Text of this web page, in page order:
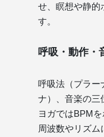
せ、瞑想や静的
す。
呼吸・動作・
呼吸法（プラー
ナ）、音楽の三
ヨガではBPM
周波数やリズム